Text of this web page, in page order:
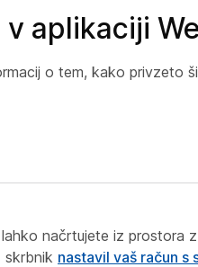
aplikaciji
o tem, kako privzeto
načrtujete iz prostora
skrbnik nastavil vaš račun s